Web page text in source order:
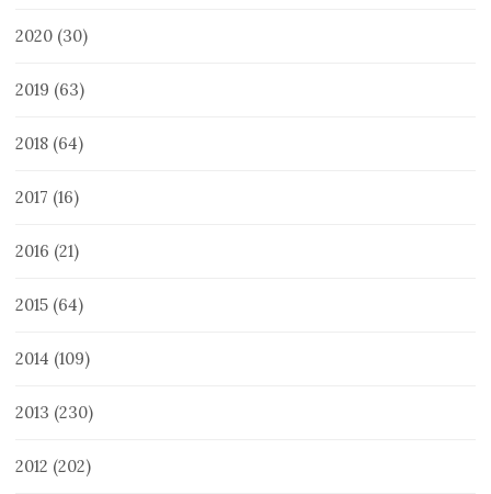
2020 (30)
2019 (63)
2018 (64)
2017 (16)
2016 (21)
2015 (64)
2014 (109)
2013 (230)
2012 (202)